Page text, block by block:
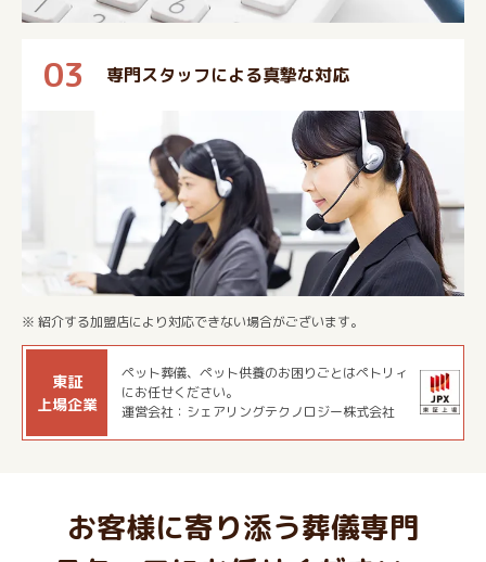
03 専門スタッフによる真摯な対応
※ 紹介する加盟店により対応できない場合がございます。
東証
上場企業
ペット葬儀、ペット供養のお困りごとはペトリィ
にお任せください。
運営会社：シェアリングテクノロジー株式会社
お客様に寄り添う葬儀専門